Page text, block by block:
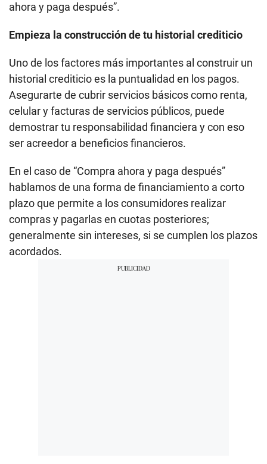
ahora y paga después”.
Empieza la construcción de tu historial crediticio
Uno de los factores más importantes al construir un
historial crediticio es la puntualidad en los pagos.
Asegurarte de cubrir servicios básicos como renta,
celular y facturas de servicios públicos, puede
demostrar tu responsabilidad financiera y con eso
ser acreedor a beneficios financieros.
En el caso de “Compra ahora y paga después”
hablamos de una forma de financiamiento a corto
plazo que permite a los consumidores realizar
compras y pagarlas en cuotas posteriores;
generalmente sin intereses, si se cumplen los plazos
acordados.